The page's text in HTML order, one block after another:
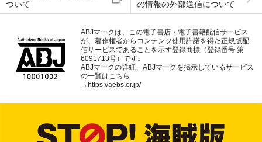
ついて
の情報の外部送信について
ABJマークは、この電子書店・電子書籍配信サービス
が、著作権者からコンテンツ使用許諾を得た正規版配
信サービスであることを示す登録商標（登録番号 第
6091713号）です。
ABJマークの詳細、ABJマークを掲示しているサービス
の一覧はこちら
→ https://aebs.or.jp/